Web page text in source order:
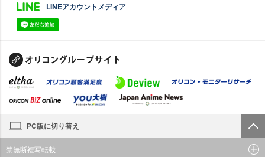
LINEアカウントメディア
PC版に切り替え
禁無断複写転載